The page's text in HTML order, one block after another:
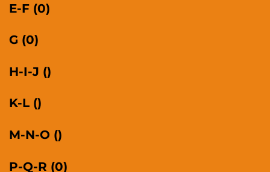
E-F (0)
G (0)
H-I-J ()
K-L ()
M-N-O ()
P-Q-R (0)